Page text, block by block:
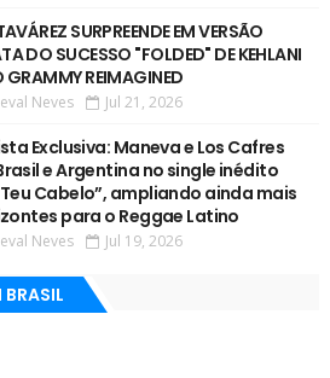
SURPREENDE EM VERSÃO
DO SUCESSO "FOLDED" DE KEHLANI
GRAMMY REIMAGINED
Neves Jul 21, 2026
Exclusiva: Maneva e Los Cafres
e Argentina no single inédito
Cabelo”, ampliando ainda mais
para o Reggae Latino
Neves Jul 19, 2026